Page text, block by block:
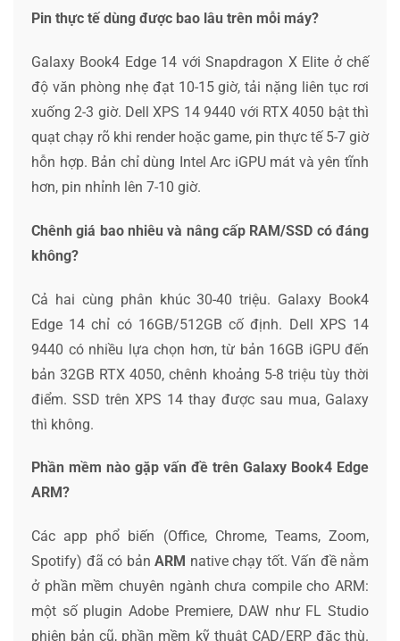
Pin thực tế dùng được bao lâu trên mỗi máy?
Galaxy Book4 Edge 14 với Snapdragon X Elite ở chế
độ văn phòng nhẹ đạt 10-15 giờ, tải nặng liên tục rơi
xuống 2-3 giờ. Dell XPS 14 9440 với RTX 4050 bật thì
quạt chạy rõ khi render hoặc game, pin thực tế 5-7 giờ
hỗn hợp. Bản chỉ dùng Intel Arc iGPU mát và yên tĩnh
hơn, pin nhỉnh lên 7-10 giờ.
Chênh giá bao nhiêu và nâng cấp RAM/SSD có đáng
không?
Cả hai cùng phân khúc 30-40 triệu. Galaxy Book4
Edge 14 chỉ có 16GB/512GB cố định. Dell XPS 14
9440 có nhiều lựa chọn hơn, từ bản 16GB iGPU đến
bản 32GB RTX 4050, chênh khoảng 5-8 triệu tùy thời
điểm. SSD trên XPS 14 thay được sau mua, Galaxy
thì không.
Phần mềm nào gặp vấn đề trên Galaxy Book4 Edge
ARM?
Các app phổ biến (Office, Chrome, Teams, Zoom,
Spotify) đã có bản ARM native chạy tốt. Vấn đề nằm
ở phần mềm chuyên ngành chưa compile cho ARM:
một số plugin Adobe Premiere, DAW như FL Studio
phiên bản cũ, phần mềm kỹ thuật CAD/ERP đặc thù.